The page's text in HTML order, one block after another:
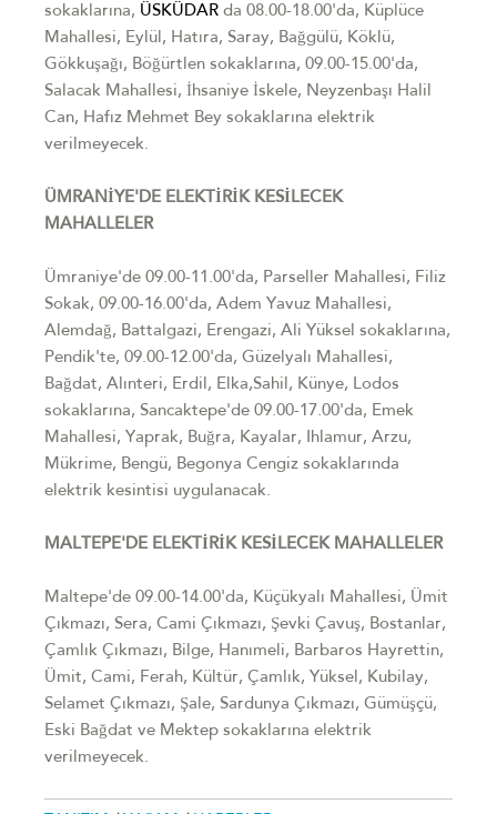
sokaklarına, ÜSKÜDAR da 08.00-18.00'da, Küplüce
Mahallesi, Eylül, Hatıra, Saray, Bağgülü, Köklü,
Gökkuşağı, Böğürtlen sokaklarına, 09.00-15.00'da,
Salacak Mahallesi, İhsaniye İskele, Neyzenbaşı Halil
Can, Hafız Mehmet Bey sokaklarına elektrik
verilmeyecek.
ÜMRANİYE'DE ELEKTİRİK KESİLECEK
MAHALLELER
Ümraniye'de 09.00-11.00'da, Parseller Mahallesi, Filiz
Sokak, 09.00-16.00'da, Adem Yavuz Mahallesi,
Alemdağ, Battalgazi, Erengazi, Ali Yüksel sokaklarına,
Pendik'te, 09.00-12.00'da, Güzelyalı Mahallesi,
Bağdat, Alınteri, Erdil, Elka,Sahil, Künye, Lodos
sokaklarına, Sancaktepe'de 09.00-17.00'da, Emek
Mahallesi, Yaprak, Buğra, Kayalar, Ihlamur, Arzu,
Mükrime, Bengü, Begonya Cengiz sokaklarında
elektrik kesintisi uygulanacak.
MALTEPE'DE ELEKTİRİK KESİLECEK MAHALLELER
Maltepe'de 09.00-14.00'da, Küçükyalı Mahallesi, Ümit
Çıkmazı, Sera, Cami Çıkmazı, Şevki Çavuş, Bostanlar,
Çamlık Çıkmazı, Bilge, Hanımeli, Barbaros Hayrettin,
Ümit, Cami, Ferah, Kültür, Çamlık, Yüksel, Kubilay,
Selamet Çıkmazı, Şale, Sardunya Çıkmazı, Gümüşçü,
Eski Bağdat ve Mektep sokaklarına elektrik
verilmeyecek.